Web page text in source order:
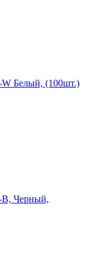
Белый, (100шт.)
B, Черный,